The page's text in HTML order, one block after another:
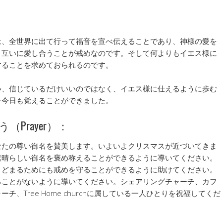
全世界に出て行って福音を宣べ伝えることであり、神様の愛を
いに愛し合うことが戒めなのです。そして何よりもイエス様に
ことを求めておられるのです。
信じているだけいいのではなく、イエス様に仕えるように歩む
日も覚えることができました。
Prayer）：
の尊い御名を賛美します。いよいよクリスマスが近づいてきま
らしい御名を褒め称えることができるように導いてください。
まるためにも戒めを守ることができるように助けてください。
とがないように導いてください。シェアリングチャーチ、カフ
チ、Tree Home churchに属している一人ひとりを祝福してくだ